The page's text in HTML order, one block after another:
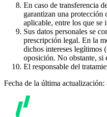
En caso de transferencia
garantizan una protección
aplicable, entre los que se
Sus datos personales se
prescripción legal. En la
dichos intereses legítimos
oposición. No obstante, si
El responsable del
Fecha de la última actualización: